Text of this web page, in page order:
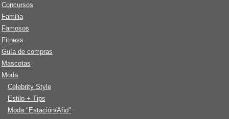
Concursos
Familia
Famosos
Fitness
Guía de compras
Mascotas
Moda
Celebrity Style
Estilo + Tips
Moda "Estación/Año"